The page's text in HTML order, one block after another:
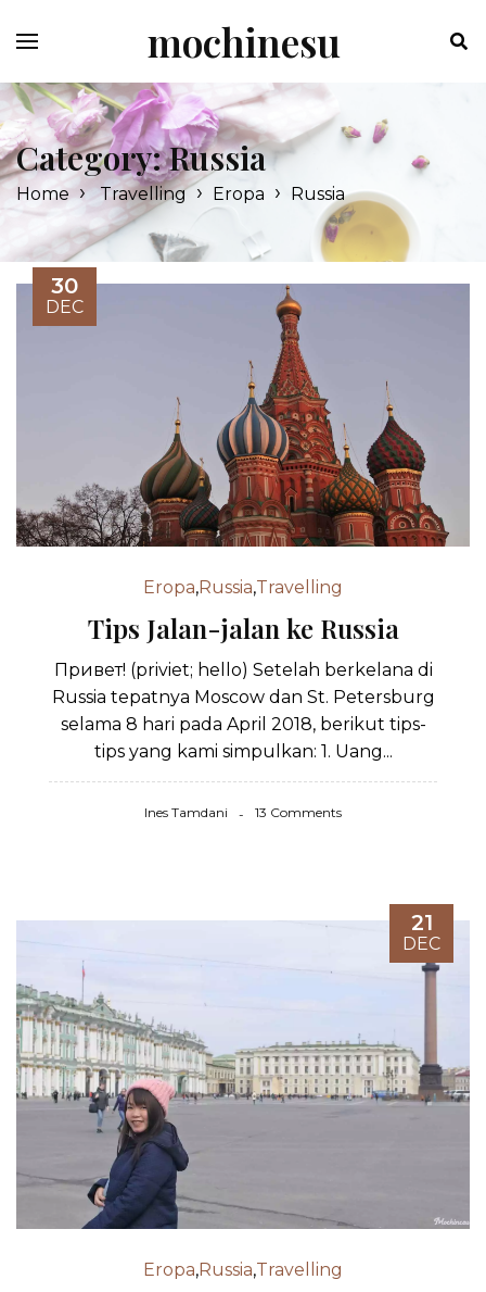
to
mochinesu
Category:Russia
Home › Travelling › Eropa › Russia
30
DEC
Eropa,Russia,Travelling
Tips Jalan-jalan ke Russia
Привет! (priviet; hello) Setelah berkelana di
Russia tepatnya Moscow dan St. Petersburg
selama 8 hari pada April 2018, berikut tips-
tips yang kami simpulkan: 1. Uang...
Ines Tamdani 13 Comments
21
DEC
Eropa,Russia,Travelling